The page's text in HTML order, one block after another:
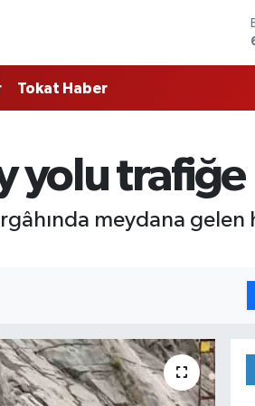
Tokat Haber
yolu trafiğe
meydana